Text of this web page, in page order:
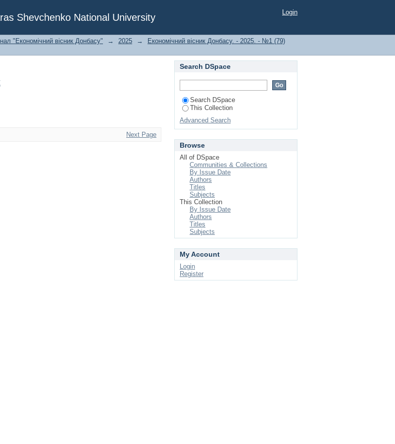
Shevchenko National University Login
"Економічний вісник Донбасу" → 2025 →
Економічний вісник Донбасу. - 2025. - №1 (79)
Next Page
Search DSpace
Search DSpace
This Collection
Advanced Search
Browse
All of DSpace
Communities & Collections
By Issue Date
Authors
Titles
Subjects
This Collection
By Issue Date
Authors
Titles
Subjects
My Account
Login
Register